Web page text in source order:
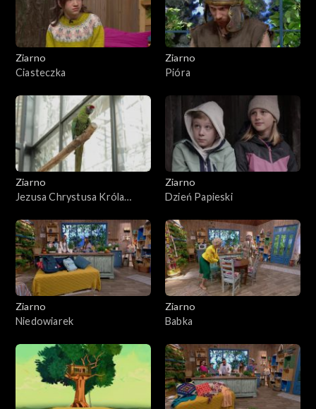
Ziarno
Ciasteczka
Ziarno
Pióra
Ziarno
Jezusa Chrystusa Króla
Ziarno
Dzień Papieski
Ziarno
Niedowiarek
Ziarno
Babka